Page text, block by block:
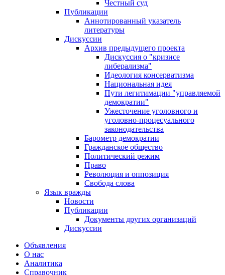
Честный суд
Публикации
Аннотированный указатель
литературы
Дискуссии
Архив предыдущего проекта
Дискуссия о "кризисе
либерализма"
Идеология консерватизма
Национальная идея
Пути легитимации "управляемой
демократии"
Ужесточение уголовного и
уголовно-процесуального
законодательства
Барометр демократии
Гражданское общество
Политический режим
Право
Революция и оппозиция
Свобода слова
Язык вражды
Новости
Публикации
Документы других организаций
Дискуссии
Объявления
О нас
Аналитика
Справочник